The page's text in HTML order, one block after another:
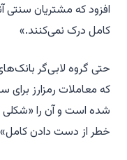
افزود که مشتریان سنتی
کامل درک نمی‌کنند.»
که معاملات رمزارز برای
شده است و آن را «شکلی
خطر از دست دادن